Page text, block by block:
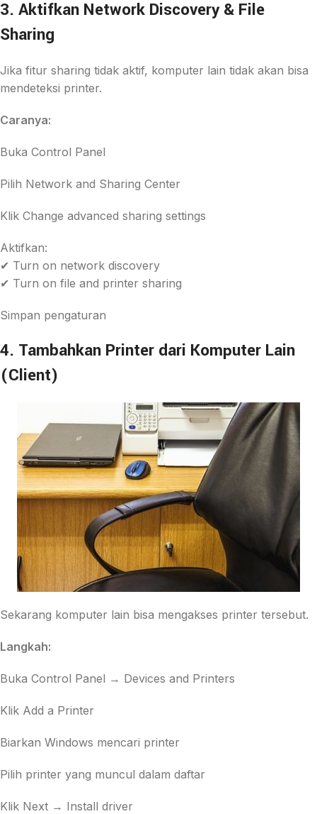
3. Aktifkan Network Discovery & File
Sharing
Jika fitur sharing tidak aktif, komputer lain tidak akan bisa
mendeteksi printer.
Caranya:
Buka Control Panel
Pilih Network and Sharing Center
Klik Change advanced sharing settings
Aktifkan:
✔ Turn on network discovery
✔ Turn on file and printer sharing
Simpan pengaturan
4. Tambahkan Printer dari Komputer Lain
(Client)
Sekarang komputer lain bisa mengakses printer tersebut.
Langkah:
Buka Control Panel → Devices and Printers
Klik Add a Printer
Biarkan Windows mencari printer
Pilih printer yang muncul dalam daftar
Klik Next → Install driver